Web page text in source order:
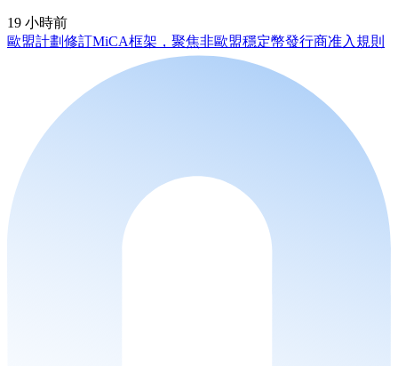
19 小時前
歐盟計劃修訂MiCA框架，聚焦非歐盟穩定幣發行商准入規則